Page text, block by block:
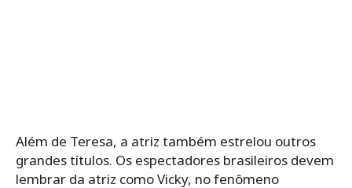
Além de Teresa, a atriz também estrelou outros
grandes títulos. Os espectadores brasileiros devem
lembrar da atriz como Vicky, no fenômeno